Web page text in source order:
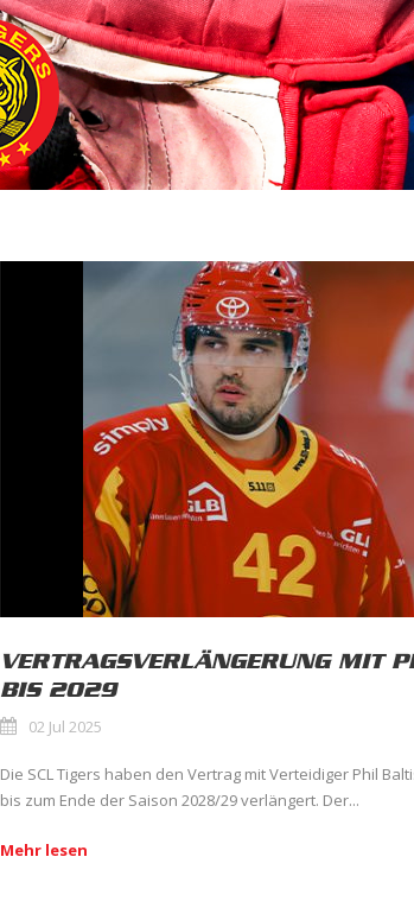
VERTRAGSVERLÄNGERUNG MIT
BIS 2029
02 Jul 2025
Die SCL Tigers haben den Vertrag mit Verteidiger Phil
bis zum Ende der Saison 2028/29 verlängert. Der...
Mehr lesen